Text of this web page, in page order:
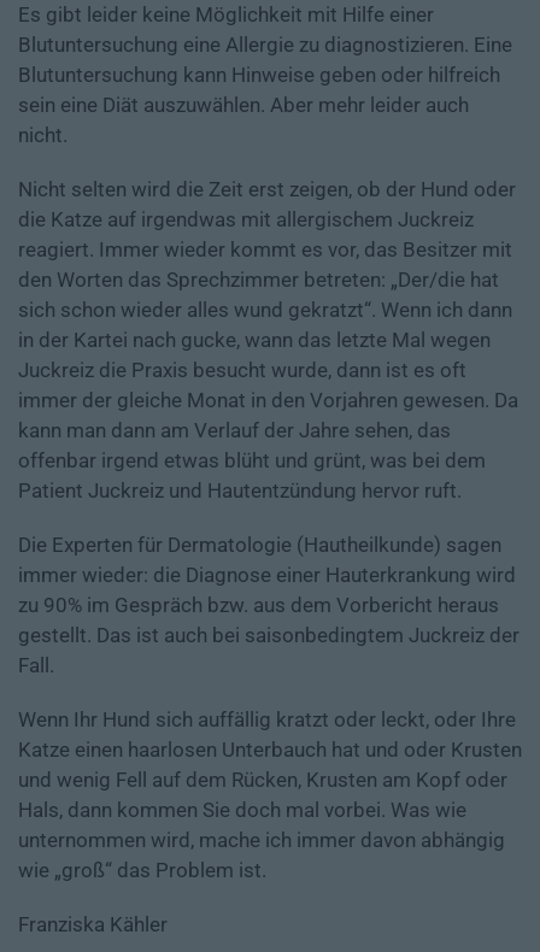
Es gibt leider keine Möglichkeit mit Hilfe einer
Blutuntersuchung eine Allergie zu diagnostizieren. Eine
Blutuntersuchung kann Hinweise geben oder hilfreich
sein eine Diät auszuwählen. Aber mehr leider auch
nicht.
Nicht selten wird die Zeit erst zeigen, ob der Hund oder
die Katze auf irgendwas mit allergischem Juckreiz
reagiert. Immer wieder kommt es vor, das Besitzer mit
den Worten das Sprechzimmer betreten: „Der/die hat
sich schon wieder alles wund gekratzt“. Wenn ich dann
in der Kartei nach gucke, wann das letzte Mal wegen
Juckreiz die Praxis besucht wurde, dann ist es oft
immer der gleiche Monat in den Vorjahren gewesen. Da
kann man dann am Verlauf der Jahre sehen, das
offenbar irgend etwas blüht und grünt, was bei dem
Patient Juckreiz und Hautentzündung hervor ruft.
Die Experten für Dermatologie (Hautheilkunde) sagen
immer wieder: die Diagnose einer Hauterkrankung wird
zu 90% im Gespräch bzw. aus dem Vorbericht heraus
gestellt. Das ist auch bei saisonbedingtem Juckreiz der
Fall.
Wenn Ihr Hund sich auffällig kratzt oder leckt, oder Ihre
Katze einen haarlosen Unterbauch hat und oder Krusten
und wenig Fell auf dem Rücken, Krusten am Kopf oder
Hals, dann kommen Sie doch mal vorbei. Was wie
unternommen wird, mache ich immer davon abhängig
wie „groß“ das Problem ist.
Franziska Kähler